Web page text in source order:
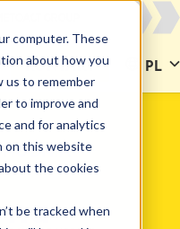
computer. These
about how you
us to remember
to improve and
and for analytics
on this website
the cookies
be tracked when
KONTAKT PL
na